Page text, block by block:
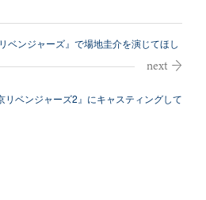
ベンジャーズ』で場地圭介を演じてほし
リベンジャーズ2』にキャスティングして